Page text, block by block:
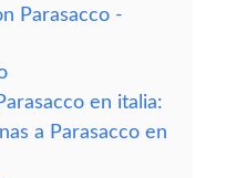
Parasacco -
en italia:
a Parasacco en